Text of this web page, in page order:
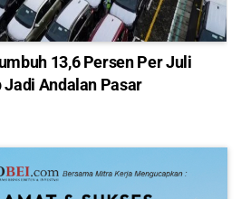
13,6 Persen Per Juli
Jadi Andalan Pasar